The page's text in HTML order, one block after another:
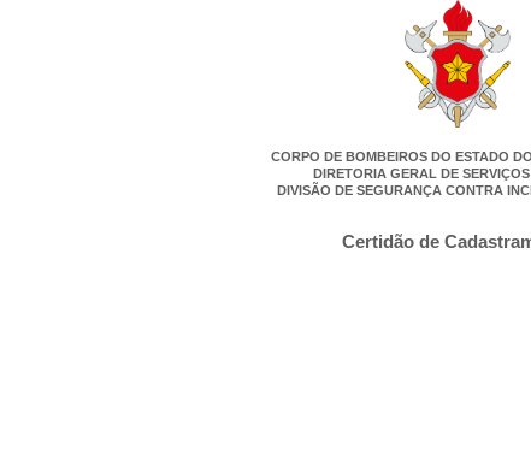
CORPO DE BOMBEIROS DO ESTADO
DIRETORIA GERAL DE
DIVISÃO DE SEGURANÇA CONTRA
Certidão de